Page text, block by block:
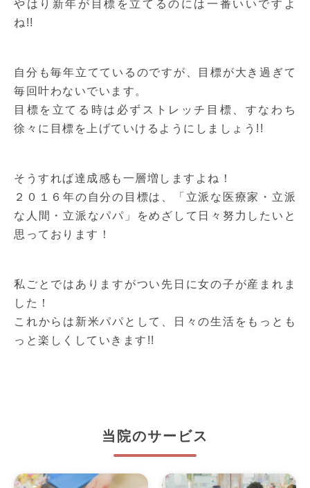
やはり新年が目標を立てるのには一番いいですよ
ね!!
自分も毎年立てているのですが、目標が大き過ぎて
毎回叶わないでいます。
目標を立てる時は必ずストレッチ目標、すなわち
徐々に目標を上げていけるようにしましょう!!
そうすれば達成感も一層増しますよね！
２０１６年の自分の目標は、「立派な医療家・立派
な人間・立派なパパ」をめざして日々努力したいと
思っております！
私ごとではありますがつい先日に女の子が産まれま
した！
これからは新米パパとして、日々の生活をもっとも
っと楽しくしていきます!!
当院のサービス